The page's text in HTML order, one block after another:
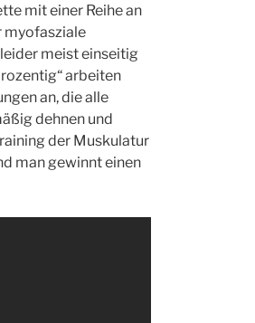
mit einer Reihe an
myofasziale
meist einseitig
arbeiten
an, die alle
dehnen und
der Muskulatur
man gewinnt einen